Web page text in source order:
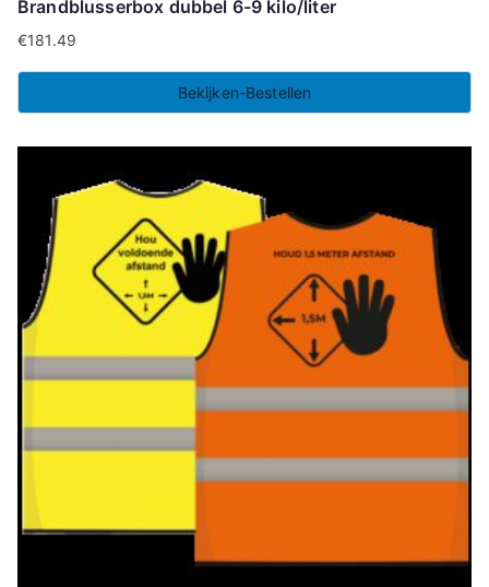
Brandblusserbox dubbel 6-9 kilo/liter
€181.49
Bekijken-Bestellen